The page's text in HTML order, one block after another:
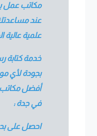
مكاتب عمل
عند
علمية عالية
خدمة كتابة
بجودة لأي
أفضل
في جدة :
احصل على